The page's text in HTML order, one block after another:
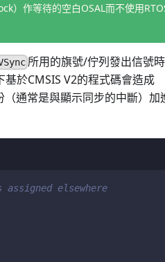
）作等待的空白OSAL而不使用
所用的旗號/佇列發出信號時
於CMSIS V2的程式碼會造成
通常是與顯示同步的中斷）加
elsewhere